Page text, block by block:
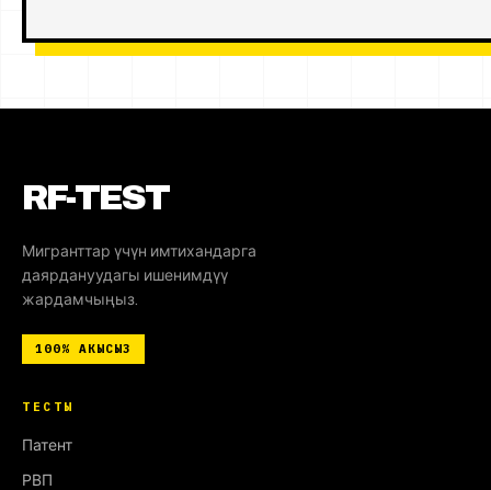
RF-TEST
Мигранттар үчүн имтихандарга
даярдануудагы ишенимдүү
жардамчыңыз.
100% АКЫСЫЗ
ТЕСТЫ
Патент
РВП